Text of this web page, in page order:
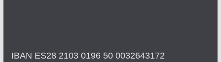
IBAN ES28 2103 0196 50 0032643172